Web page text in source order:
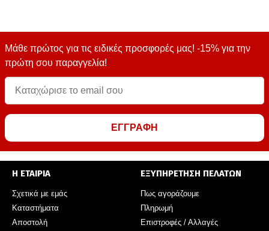
Μάθε πρώτος για τις ειδικές προσφορές μας! -15% για την
πρώτη σου παραγγελία!
ΕΓΓΡΑΦΗ
Η ΕΤΑΙΡΙΑ
Σχετικά με εμάς
Καταστήματα
Αποστολή
ΕΞΥΠΗΡΕΤΗΣΗ ΠΕΛΑΤΩΝ
Πως αγοράζουμε
Πληρωμή
Επιστροφές / Αλλαγές